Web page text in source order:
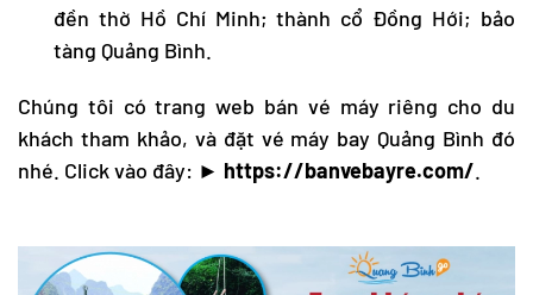
đền thờ Hồ Chí Minh; thành cổ Đồng Hới; bảo
tàng Quảng Bình.
Chúng tôi có trang web bán vé máy riêng cho du
khách tham khảo, và đặt vé máy bay Quảng Bình đó
nhé. Click vào đây: ► https://banvebayre.com/.